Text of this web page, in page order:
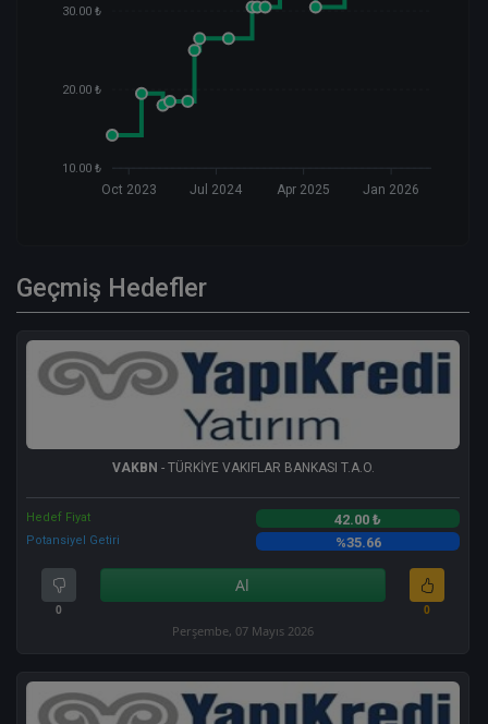
30.00 ₺
20.00 ₺
10.00 ₺
Oct 2023 Jul 2024 Apr 2025 Jan 2026
Geçmiş Hedefler
VAKBN - TÜRKİYE VAKIFLAR BANKASI T.A.O.
Hedef Fiyat 42.00 ₺
Potansiyel Getiri %35.66
0
Al
0
Perşembe, 07 Mayıs 2026